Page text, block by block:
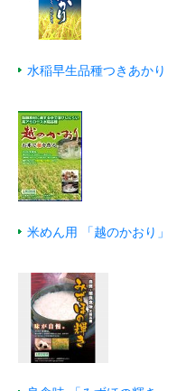
水稲早生品種つきあかり
米めん用 「越のかおり」